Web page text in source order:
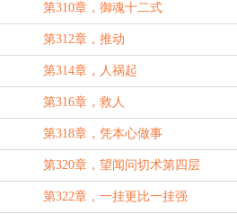
第310章，御魂十二式
第312章，推动
第314章，人祸起
第316章，救人
第318章，凭本心做事
第320章，望闻问切术第四层
第322章，一挂更比一挂强